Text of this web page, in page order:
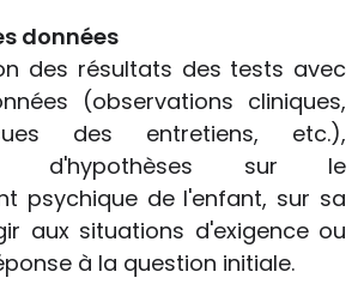
données
des résultats des tests avec
(observations cliniques,
des entretiens, etc.),
d'hypothèses sur le
psychique de l'enfant, sur sa
aux situations d'exigence ou
à la question initiale.